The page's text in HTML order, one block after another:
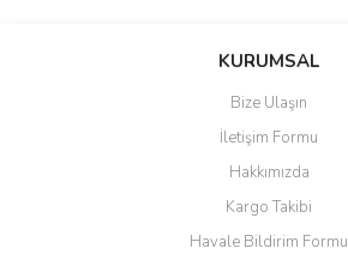
KURUMSAL
Bize Ulaşın
İletişim Formu
Hakkımızda
Kargo Takibi
Havale Bildirim Formu